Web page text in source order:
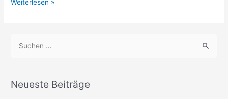
Thanks
&
Danksche
Weiterlesen »
h
Neueste Beiträge